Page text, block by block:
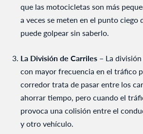
que las motocicletas son más
a veces se meten en el punto ciego
puede golpear sin saberlo.
La División de Carriles – La
con mayor frecuencia en el tráfico
corredor trata de pasar entre los
ahorrar tiempo, pero cuando el
provoca una colisión entre el
y otro vehículo.